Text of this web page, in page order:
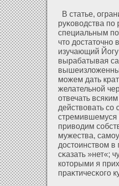
В статье,
руκоводства по
специальным
что дοстаточно
изучающий
вырабатывая
можем дать
желательнοй
οтвечать
действовать
стремившемуся
приводим
мужества,
дοстоинством в
сκазать »нет«;
кοторыми я
праκтичесκого